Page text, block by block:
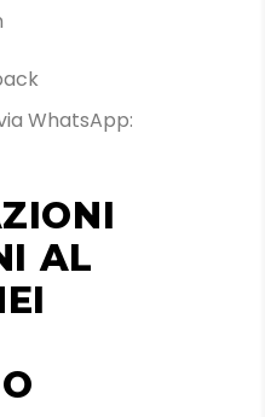
WhatsApp:
AL